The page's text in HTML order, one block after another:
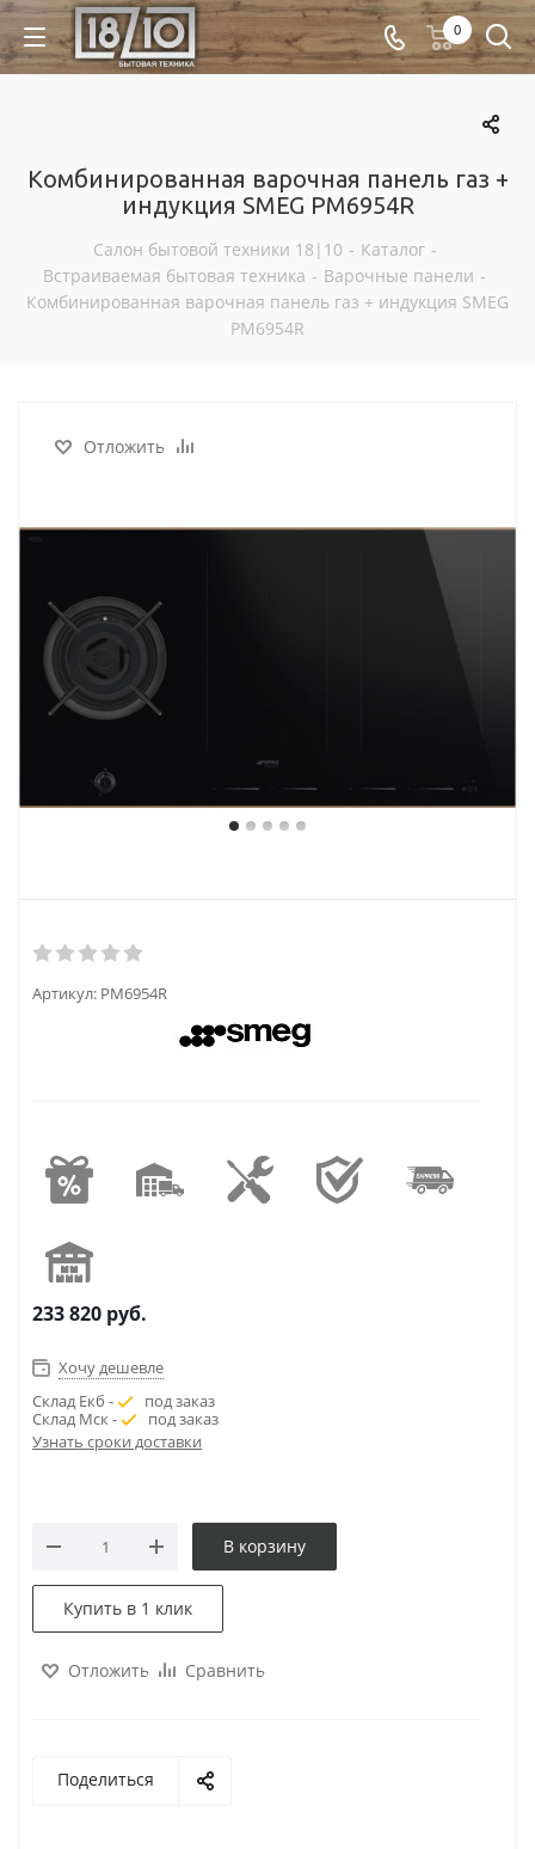
0
Комбинированная варочная панель газ +
индукция SMEG PM6954R
Салон бытовой техники 18|10 - Каталог -
Встраиваемая бытовая техника - Варочные панели -
Комбинированная варочная панель газ + индукция SMEG
PM6954R
Отложить
Артикул: PM6954R
233 820 руб.
Хочу дешевле
Склад Екб -
под заказ
Склад Мск -
под заказ
Узнать сроки доставки
В корзину
Купить в 1 клик
Отложить Сравнить
Поделиться